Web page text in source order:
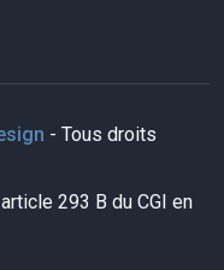
- Tous droits
293 B du CGI en